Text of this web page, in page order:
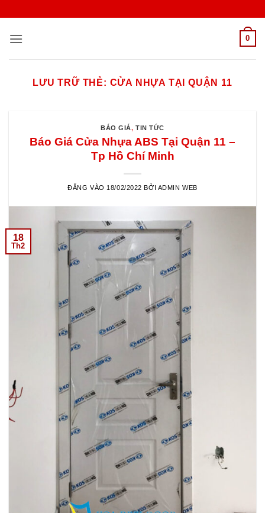
nội
0
LƯU TRỮ THẺ: CỬA NHỰA TẠI QUẬN 11
BÁO GIÁ,TIN TỨC
Báo Giá Cửa Nhựa ABS Tại Quận 11 –
Tp Hồ Chí Minh
ĐĂNG VÀO 18/02/2022 BỞI ADMIN WEB
18
Th2